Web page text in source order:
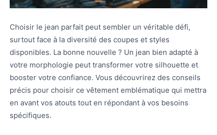
Choisir le jean parfait peut sembler un véritable défi,
surtout face à la diversité des coupes et styles
disponibles. La bonne nouvelle ? Un jean bien adapté à
votre morphologie peut transformer votre silhouette et
booster votre confiance. Vous découvrirez des conseils
précis pour choisir ce vêtement emblématique qui mettra
en avant vos atouts tout en répondant à vos besoins
spécifiques.